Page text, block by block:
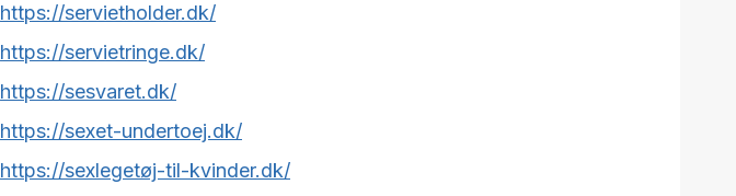
https://servietholder.dk/
https://servietringe.dk/
https://sesvaret.dk/
https://sexet-undertoej.dk/
https://sexlegetøj-til-kvinder.dk/